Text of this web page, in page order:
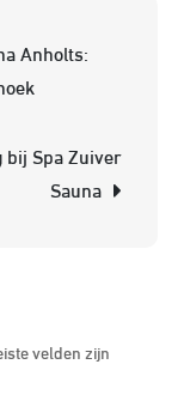
Anholts:
bij Spa Zuiver
Sauna
velden zijn